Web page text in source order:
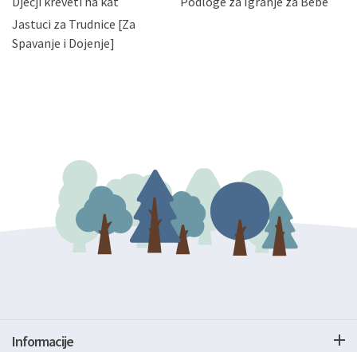
zatražiti prestanak aktivnosti obrade Vaših osobnih
podataka. Opoziv privole možete podnijeti poštom na
gore navedenu adresu ili e-mailom na adresu:
Jastuci za Trudnice [Za
Spavanje i Dojenje]
Informacije